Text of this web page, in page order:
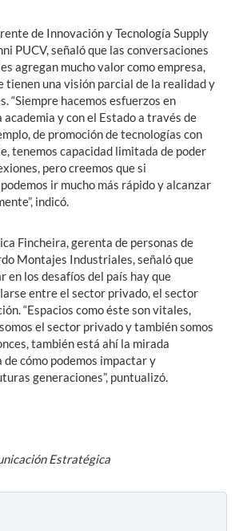
de Innovación y Tecnología Supply
PUCV, señaló que las conversaciones
agregan mucho valor como empresa,
tienen una visión parcial de la realidad y
“Siempre hacemos esfuerzos en
academia y con el Estado a través de
de promoción de tecnologías con
tenemos capacidad limitada de poder
pero creemos que si
ir mucho más rápido y alcanzar
indicó.
Fincheira, gerenta de personas de
Montajes Industriales, señaló que
en los desafíos del país hay que
entre el sector privado, el sector
“Espacios como éste son vitales,
el sector privado y también somos
también está ahí la mirada
cómo podemos impactar y
generaciones”, puntualizó.
Estratégica